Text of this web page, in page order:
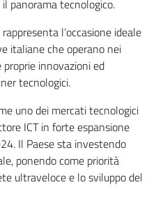
panorama tecnologico.
l’occasione ideale
italiane che operano nei
innovazioni ed
tecnologici.
uno dei mercati tecnologici
ICT in forte espansione
Il Paese sta investendo
ponendo come priorità
ultraveloce e lo sviluppo del